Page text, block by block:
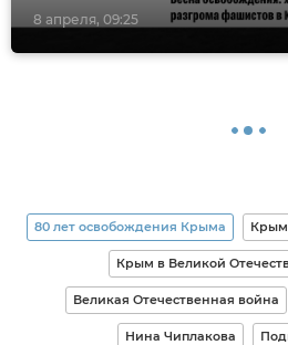
8 апреля, 09:25
80 лет освобождения Крыма Крым
Крым в Великой
Великая Отечественная война
Нина Чиплакова